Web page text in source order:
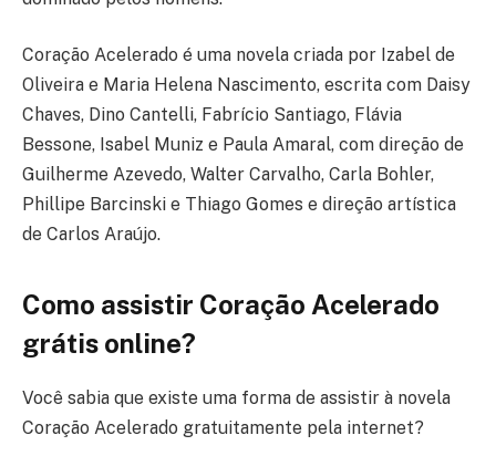
Coração Acelerado é uma novela criada por Izabel de
Oliveira e Maria Helena Nascimento, escrita com Daisy
Chaves, Dino Cantelli, Fabrício Santiago, Flávia
Bessone, Isabel Muniz e Paula Amaral, com direção de
Guilherme Azevedo, Walter Carvalho, Carla Bohler,
Phillipe Barcinski e Thiago Gomes e direção artística
de Carlos Araújo.
Como assistir Coração Acelerado
grátis online?
Você sabia que existe uma forma de assistir à novela
Coração Acelerado gratuitamente pela internet?